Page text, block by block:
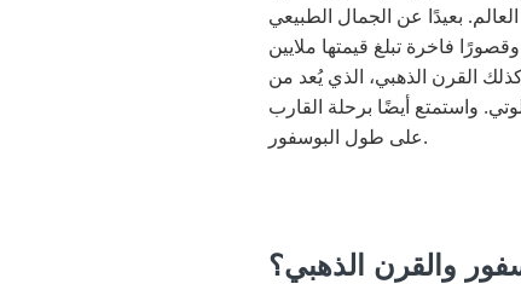
بعيدًا عن الجمال الطبيعي
فاخرة تبلغ قيمتها ملايين
القرن الذهبي، الذي يُعد من
واستمتع أيضًا برحلة القارب
على طول البوسفور.
والقرن الذهبي؟